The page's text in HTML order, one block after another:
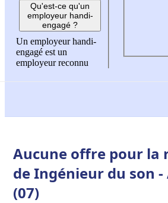
Qu'est-ce qu'un
employeur handi-
engagé ?
Un employeur handi-
engagé est un
employeur reconnu
Aucune offre pour la
de Ingénieur du son -
(07)